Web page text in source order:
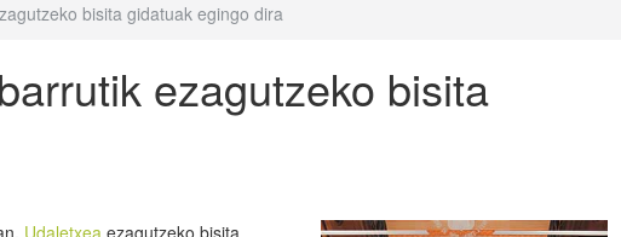
bisita gidatuak egingo dira
ezagutzeko bisita
Udaletxea ezagutzeko bisita